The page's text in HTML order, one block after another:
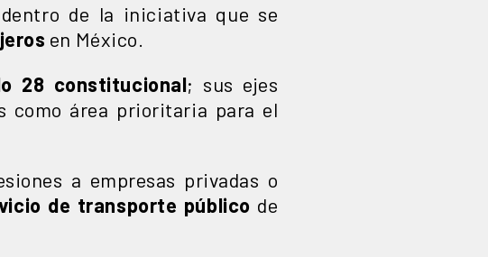
de la iniciativa que se
en México.
28 constitucional; sus ejes
como área prioritaria para el
a empresas privadas o
de transporte público de